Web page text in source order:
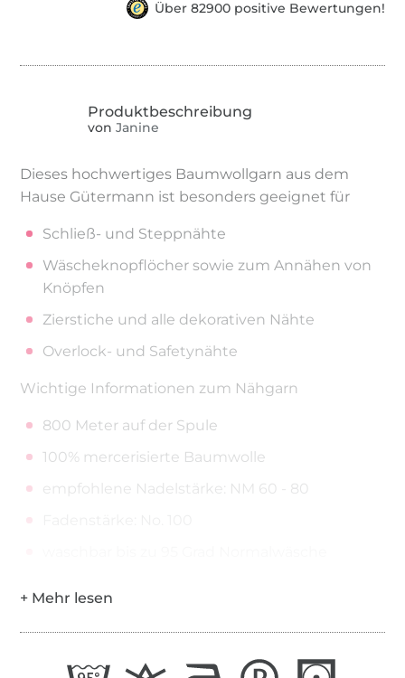
Über 82900 positive Bewertungen!
von Janine
Dieses hochwertiges Baumwollgarn aus dem
Hause Gütermann ist besonders geeignet für
Schließ- und Steppnähte
Wäscheknopflöcher sowie zum Annähen von
Knöpfen
Zierstiche und alle dekorativen Nähte
Overlock- und Safetynähte
Wichtige Informationen zum Nähgarn
800 Meter auf der Spule
100% mercerisierte Baumwolle
empfohlene Nadelstärke: NM 60 - 80